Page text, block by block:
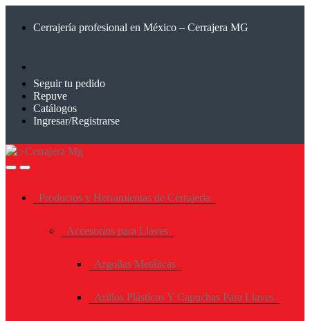
Cerrajería profesional en México – Cerrajera MG
Seguir tu pedido
Repuve
Catálogos
Ingresar/Registrarse
Productos y Herramientas de Cerrajeria
Accesorios para Llaves
Argollas Metálicas
Arillos Plásticos Y Capuchas Para Llaves